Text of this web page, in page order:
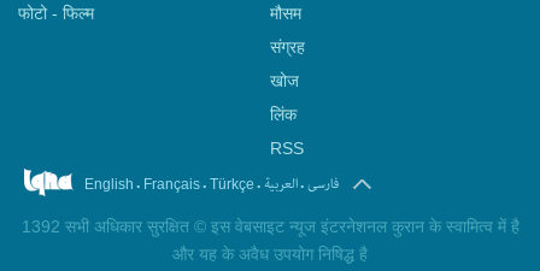
फोटो - फिल्म
मौसम
संग्रह
खोज
लिंक
RSS
English . Français. Türkçe . العربیة.فارسی
1392 सभी अधिकार सुरक्षित © इस वेबसाइट न्यूज इंटरनेशनल कुरान के स्वामित्व में है
और यह के अवैध उपयोग निषिद्ध है